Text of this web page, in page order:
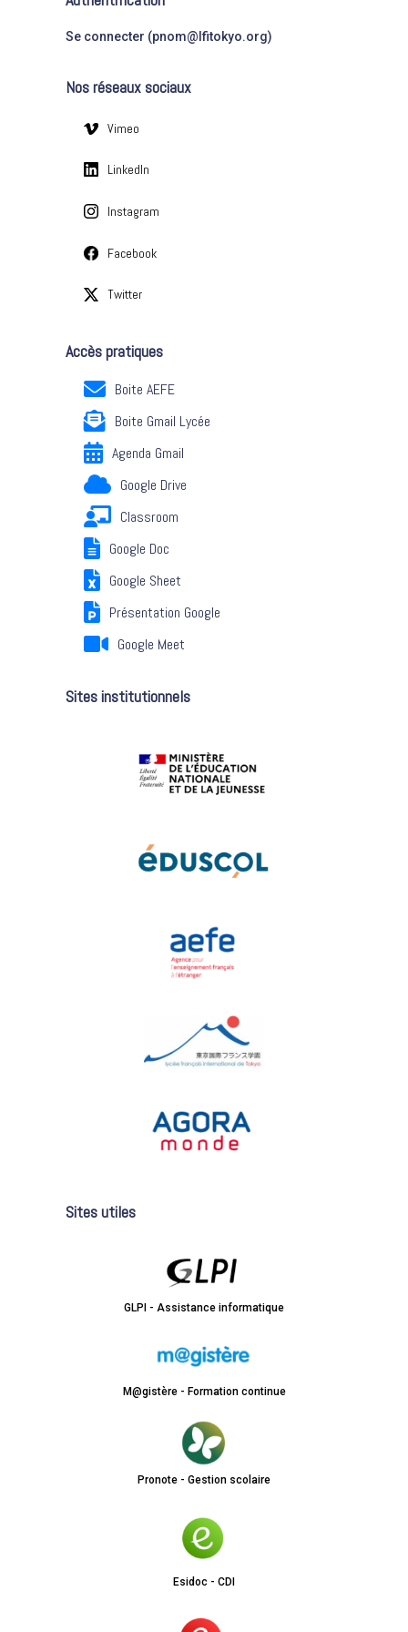
g
o
e
Se connecter (pnom@lfitokyo.org)
Nos réseaux sociaux
Vimeo
LinkedIn
Instagram
Facebook
Twitter
Accès pratiques
Boite AEFE
Boite Gmail Lycée
Agenda Gmail
Google Drive
Classroom
Google Doc
Google Sheet
Présentation Google
Google Meet
Sites institutionnels
Sites utiles
GLPI - Assistance informatique
M@gistère - Formation continue
Pronote - Gestion scolaire
Esidoc - CDI